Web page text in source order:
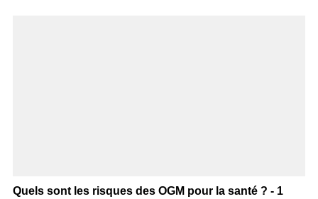
Quels sont les risques des OGM pour la santé ? - 1